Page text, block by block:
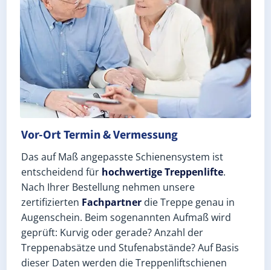
Vor-Ort Termin & Vermessung
Das auf Maß angepasste Schienensystem ist
entscheidend für hochwertige Treppenlifte.
Nach Ihrer Bestellung nehmen unsere
zertifizierten Fachpartner die Treppe genau in
Augenschein. Beim sogenannten Aufmaß wird
geprüft: Kurvig oder gerade? Anzahl der
Treppenabsätze und Stufenabstände? Auf Basis
dieser Daten werden die Treppenliftschienen